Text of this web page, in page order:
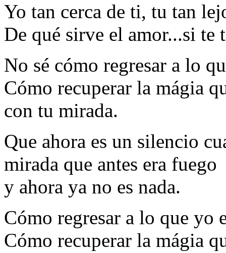
Yo tan cerca de ti, tu tan
De qué sirve el amor...si te
No sé cómo regresar a lo
Cómo recuperar la mágia
con tu mirada.
Que ahora es un silencio
mirada que antes era fuego
y ahora ya no es nada.
Cómo regresar a lo que yo
Cómo recuperar la mágia